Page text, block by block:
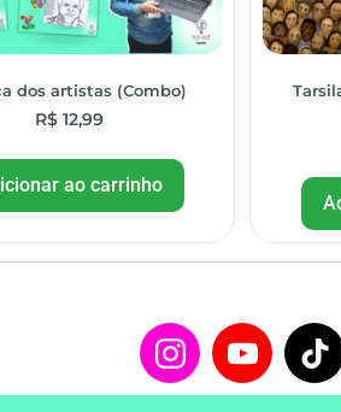
dos artistas (Combo)
R$12,99
ao carrinho